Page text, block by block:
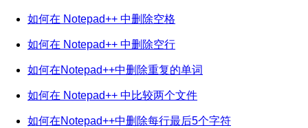
如何在 Notepad++ 中删除空格
如何在 Notepad++ 中删除空行
如何在Notepad++中删除重复的单词
如何在 Notepad++ 中比较两个文件
如何在Notepad++中删除每行最后5个字符